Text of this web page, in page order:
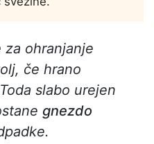
za ohranjanje
če hrano
slabo urejen
gnezdo